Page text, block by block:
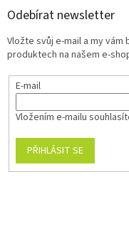
Odebírat newsletter
Vložte svůj e-mail a my
produktech na našem e-
E-mail
Vložením e-mailu
PŘIHLÁSIT SE